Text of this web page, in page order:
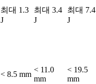
최대 1.3
J
최대 3.4
J
최대 7.4
J
< 8.5 mm
< 11.0
mm
< 19.5
mm